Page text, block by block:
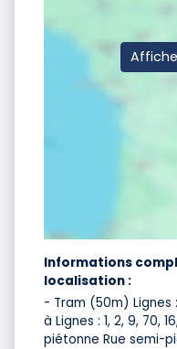
Informations
localisation :
- Tram (50m) Lignes
à Lignes : 1, 2, 9, 70,
piétonne Rue semi-